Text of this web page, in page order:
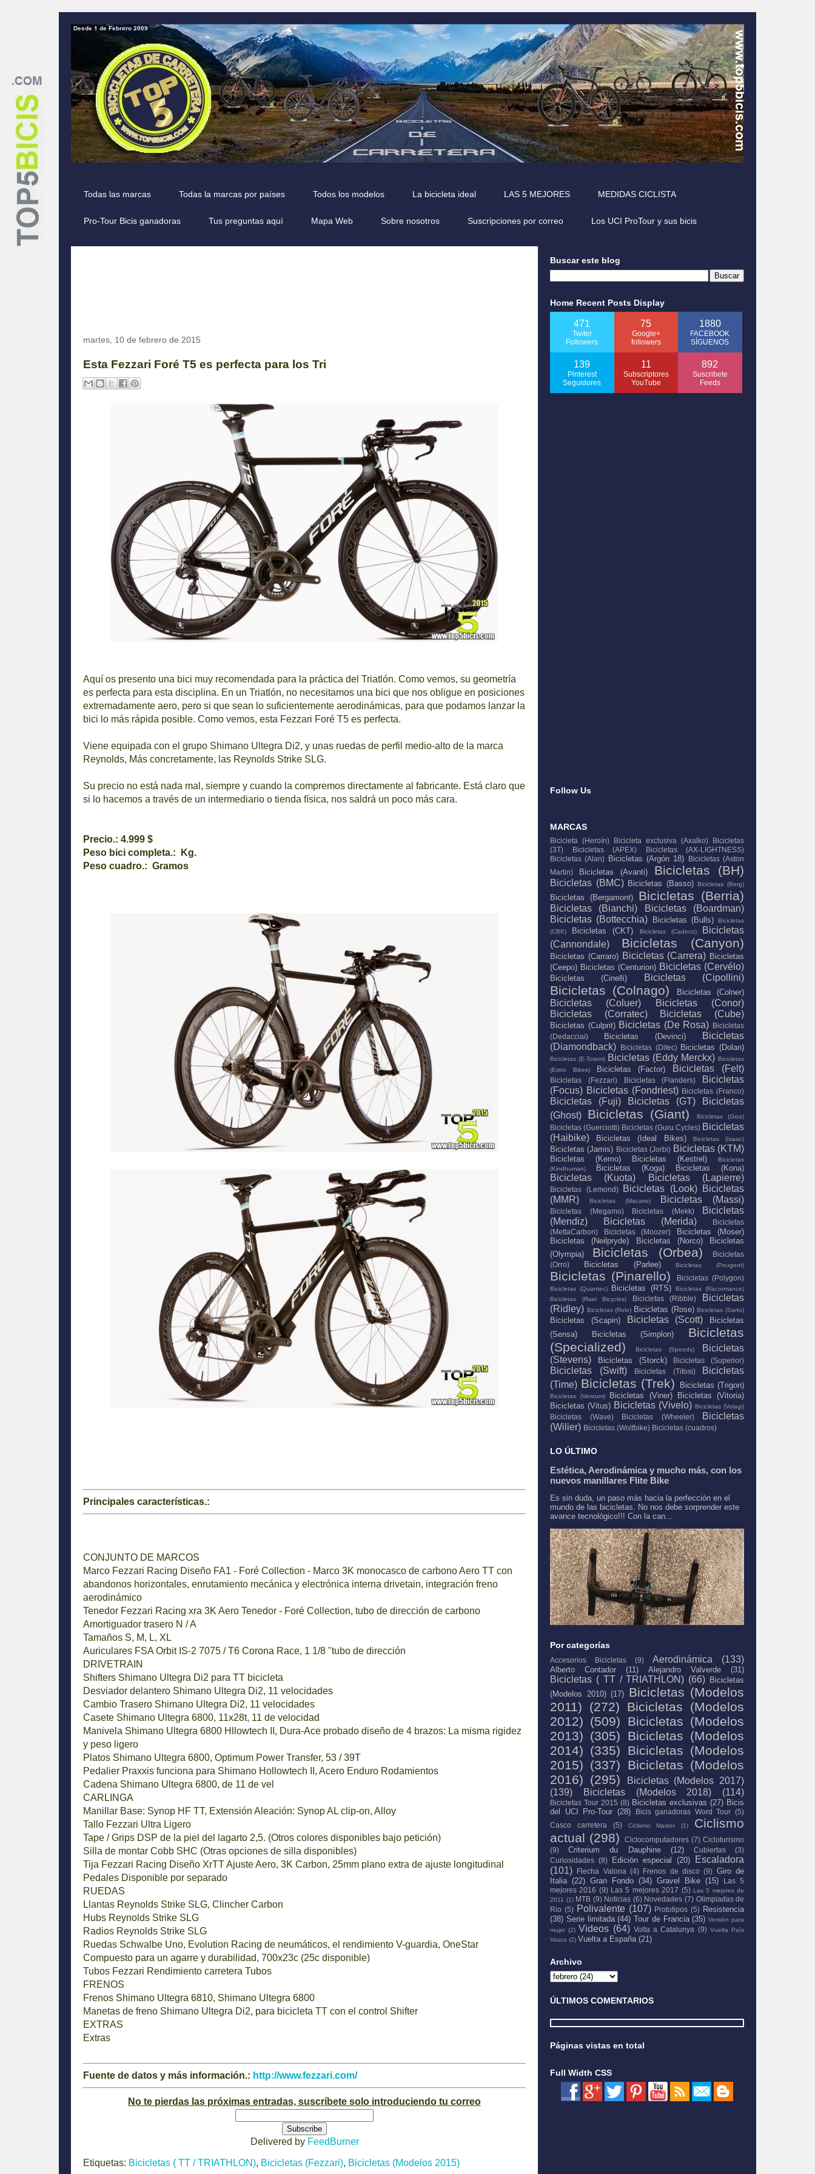
Todas las marcas Todas la marcas por países Todos los modelos La bicicleta ideal LAS 5 MEJORES MEDIDAS CICLISTA
Pro-Tour Bicis ganadoras Tus preguntas aquí Mapa Web Sobre nosotros Suscripciones por correo Los UCI ProTour y sus bicis
martes, 10 de febrero de 2015
Esta Fezzari Foré T5 es perfecta para los Tri
Aquí os presento una bici muy recomendada para la práctica del Triatlón. Como vemos, su geometría
es perfecta para esta disciplina. En un Triatlón, no necesitamos una bici que nos obligue en posiciones
extremadamente aero, pero si que sean lo suficientemente aerodinámicas, para que podamos lanzar la
bici lo más rápida posible. Como vemos, esta Fezzari Foré T5 es perfecta.
Viene equipada con el grupo Shimano Ultegra Di2, y unas ruedas de perfil medio-alto de la marca
Reynolds, Más concretamente, las Reynolds Strike SLG.
Su precio no está nada mal, siempre y cuando la compremos directamente al fabricante. Está claro que
si lo hacemos a través de un intermediario o tienda física, nos saldrá un poco más cara.
Precio.: 4.999 $
Peso bici completa.: Kg.
Peso cuadro.: Gramos
Principales características.:
CONJUNTO DE MARCOS
Marco Fezzari Racing Diseño FA1 - Foré Collection - Marco 3K monocasco de carbono Aero TT con
abandonos horizontales, enrutamiento mecánica y electrónica interna drivetain, integración freno
aerodinámico
Tenedor Fezzari Racing xra 3K Aero Tenedor - Foré Collection, tubo de dirección de carbono
Amortiguador trasero N / A
Tamaños S, M, L, XL
Auriculares FSA Orbit IS-2 7075 / T6 Corona Race, 1 1/8 "tubo de dirección
DRIVETRAIN
Shifters Shimano Ultegra Di2 para TT bicicleta
Desviador delantero Shimano Ultegra Di2, 11 velocidades
Cambio Trasero Shimano Ultegra Di2, 11 velocidades
Casete Shimano Ultegra 6800, 11x28t, 11 de velocidad
Manivela Shimano Ultegra 6800 Hllowtech II, Dura-Ace probado diseño de 4 brazos: La misma rigidez
y peso ligero
Platos Shimano Ultegra 6800, Optimum Power Transfer, 53 / 39T
Pedalier Praxxis funciona para Shimano Hollowtech II, Acero Enduro Rodamientos
Cadena Shimano Ultegra 6800, de 11 de vel
CARLINGA
Manillar Base: Synop HF TT, Extensión Aleación: Synop AL clip-on, Alloy
Tallo Fezzari Ultra Ligero
Tape / Grips DSP de la piel del lagarto 2,5. (Otros colores disponibles bajo petición)
Silla de montar Cobb SHC (Otras opciones de silla disponibles)
Tija Fezzari Racing Diseño XrTT Ajuste Aero, 3K Carbon, 25mm plano extra de ajuste longitudinal
Pedales Disponible por separado
RUEDAS
Llantas Reynolds Strike SLG, Clincher Carbon
Hubs Reynolds Strike SLG
Radios Reynolds Strike SLG
Ruedas Schwalbe Uno, Evolution Racing de neumáticos, el rendimiento V-guardia, OneStar
Compuesto para un agarre y durabilidad, 700x23c (25c disponible)
Tubos Fezzari Rendimiento carretera Tubos
FRENOS
Frenos Shimano Ultegra 6810, Shimano Ultegra 6800
Manetas de freno Shimano Ultegra Di2, para bicicleta TT con el control Shifter
EXTRAS
Extras
Fuente de datos y más información.: http://www.fezzari.com/
No te pierdas las próximas entradas, suscríbete solo introduciendo tu correo
Delivered by FeedBurner
Etiquetas: Bicicletas ( TT / TRIATHLON), Bicicletas (Fezzari), Bicicletas (Modelos 2015)
Buscar este blog
Home Recent Posts Display
471
Twiter
Followers
75
Google+
followers
1880
FACEBOOK
SÍGUENOS
139
Pinterest
Seguidores
11
Subscriptores
YouTube
892
Suscribete
Feeds
Follow Us
MARCAS
Bicicleta (Heroín) Bicicleta exclusiva (Axalko)
Bicicletas
(3T)
Bicicletas (APEX)
Bicicletas (AX-LIGHTNESS)
Bicicletas (Alan)
Bicicletas (Argón 18)
Bicicletas (Aston
Martin)
Bicicletas (Avanti) Bicicletas (BH)
Bicicletas (BMC) Bicicletas (Basso) Bicicletas (Berg)
Bicicletas (Bergamont) Bicicletas (Berria)
Bicicletas (Bianchi)
Bicicletas (Boardman)
Bicicletas (Bottecchia)
Bicicletas (Bulls)
Bicicletas
(CBK)
Bicicletas (CKT) Bicicletas (Cadenz)
Bicicletas
(Cannondale)
Bicicletas (Canyon)
Bicicletas (Carraro) Bicicletas (Carrera) Bicicletas
(Ceepo) Bicicletas (Centurion) Bicicletas (Cervélo)
Bicicletas (Cinelli) Bicicletas (Cipollini)
Bicicletas (Colnago) Bicicletas (Colner)
Bicicletas (Coluer)
Bicicletas (Conor)
Bicicletas (Corratec)
Bicicletas (Cube)
Bicicletas (Culprit) Bicicletas (De Rosa) Bicicletas
(Dedacciai)
Bicicletas (Devinci)
Bicicletas
(Diamondback)
Bicicletas (Ditec) Bicicletas (Dolan)
Bicicletas (E-Totem) Bicicletas (Eddy Merckx) Bicicletas
(Estro Bikes)
Bicicletas (Factor) Bicicletas (Felt)
Bicicletas (Fezzari) Bicicletas (Flanders)
Bicicletas
(Focus) Bicicletas (Fondriest) Bicicletas (Franco)
Bicicletas (Fuji) Bicicletas (GT)
Bicicletas
(Ghost)
Bicicletas (Giant) Bicicletas (Gios)
Bicicletas (Guerciotti) Bicicletas (Guru Cycles) Bicicletas
(Haibike)
Bicicletas (Ideal Bikes) Bicicletas (Isaac)
Bicicletas (Jamis) Bicicletas (Jorbi) Bicicletas (KTM)
Bicicletas (Kemo) Bicicletas (Kestrel)
Bicicletas
(Kindhuman)
Bicicletas (Koga) Bicicletas (Kona)
Bicicletas (Kuota) Bicicletas (Lapierre)
Bicicletas (Lemond) Bicicletas (Look)
Bicicletas
(MMR)
Bicicletas (Macario) Bicicletas (Massi)
Bicicletas (Megamo) Bicicletas (Mekk)
Bicicletas
(Mendiz)
Bicicletas (Merida)
Bicicletas
(MettaCarbon)
Bicicletas (Moozer)
Bicicletas (Moser)
Bicicletas (Neilpryde)
Bicicletas (Norco)
Bicicletas
(Olympia)
Bicicletas (Orbea)
Bicicletas
(Orro)
Bicicletas (Parlee) Bicicletas (Peugeot)
Bicicletas (Pinarello) Bicicletas (Polygon)
Bicicletas (Quantec) Bicicletas (RTS)
Bicicletas (Racormance)
Bicicletas (Rael Bicycles)
Bicicletas (Ribble)
Bicicletas
(Ridley) Bicicletas (Rolo) Bicicletas (Rose) Bicicletas (Sarto)
Bicicletas (Scapin) Bicicletas (Scott)
Bicicletas
(Sensa)
Bicicletas (Simplon)
Bicicletas
(Specialized)
Bicicletas (Speedx)
Bicicletas
(Stevens)
Bicicletas (Storck) Bicicletas (Superior)
Bicicletas (Swift) Bicicletas (Tifosi)
Bicicletas
(Time) Bicicletas (Trek) Bicicletas (Trigon)
Bicicletas (Ventum) Bicicletas (Viner)
Bicicletas (Vitoria)
Bicicletas (Vitus) Bicicletas (Vivelo) Bicicletas (Volagi)
Bicicletas (Wave) Bicicletas (Wheeler)
Bicicletas
(Wilier) Bicicletas (Wolfbike) Bicicletas (cuadros)
LO ÚLTIMO
Estética, Aerodinámica y mucho más, con los
nuevos manillares Flite Bike
Es sin duda, un paso más hacia la perfección en el
mundo de las bicicletas. No nos debe sorprender este
avance tecnológico!!! Con la can...
Por categorías
Accesorios Bicicletas (9) Aerodinámica (133)
Alberto Contador (11) Alejandro Valverde (31)
Bicicletas ( TT / TRIATHLON) (66) Bicicletas
(Modelos 2010) (17) Bicicletas (Modelos
2011)
(272)
Bicicletas (Modelos
2012) (509)
Bicicletas (Modelos
2013) (305)
Bicicletas (Modelos
2014) (335)
Bicicletas (Modelos
2015) (337)
Bicicletas (Modelos
2016) (295)
Bicicletas (Modelos 2017)
(139)
Bicicletas (Modelos 2018) (114)
Bicicletas Tour 2015 (8) Bicicletas exclusivas (27) Bicis
del UCI Pro-Tour (28) Bicis ganadoras Word Tour (5)
Casco carretera
(5) Ciclismo Master (1)
Ciclismo
actual (298) Ciclocomputadores (7) Cicloturismo
(9)
Criterium du Dauphine (12) Cubiertas
(3)
Curiosidades (8) Edición especial (20)
Escaladora
(101)
Flecha Valona (4) Frenos de disco (9) Giro de
Italia (22) Gran Fondo (34) Gravel Bike (15)
Las 5
mejores 2016 (9) Las 5 mejores 2017 (5) Las 5 mejores de
2011 (1) MTB (9) Noticias (6) Novedades (7) Olimpiadas de
Rio (5) Polivalente (107) Prototipos (5) Resistencia
(38) Serie limitada (44) Tour de Francia (35) Versión para
mujer (2) Videos (64) Volta a Catalunya (9) Vuelta País
Vasco (2) Vuelta a España (21)
Archivo
ÚLTIMOS COMENTARIOS
Páginas vistas en total
Full Width CSS